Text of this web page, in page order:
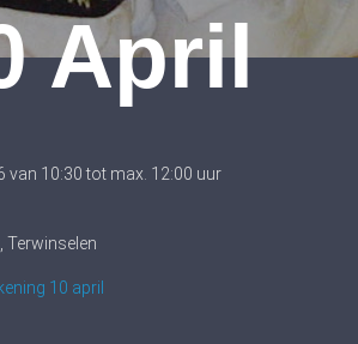
April
van 10:30 tot max. 12:00 uur
Terwinselen